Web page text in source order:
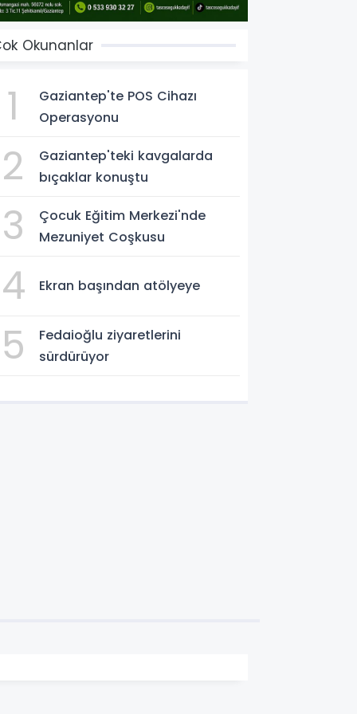
Okunanlar
1
Gaziantep'te POS Cihazı
Operasyonu
2
Gaziantep'teki kavgalarda
bıçaklar konuştu
3
Çocuk Eğitim Merkezi'nde
Mezuniyet Coşkusu
4 Ekran başından atölyeye
5
Fedaioğlu ziyaretlerini
sürdürüyor